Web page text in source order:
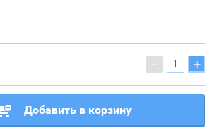
− +
Добавить в корзину